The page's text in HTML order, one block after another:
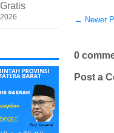
← Newer
0
Post a